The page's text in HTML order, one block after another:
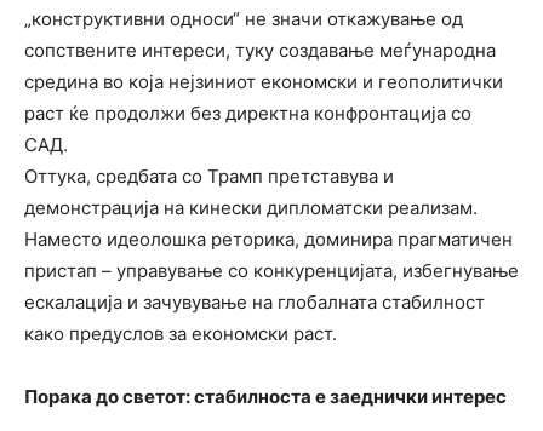
„конструктивни односи“ не значи откажување од
сопствените интереси, туку создавање меѓународна
средина во која нејзиниот економски и геополитички
раст ќе продолжи без директна конфронтација со
САД.
Оттука, средбата со Трамп претставува и
демонстрација на кинески дипломатски реализам.
Наместо идеолошка реторика, доминира прагматичен
пристап – управување со конкуренцијата, избегнување
ескалација и зачувување на глобалната стабилност
како предуслов за економски раст.
Порака до светот: стабилноста е заеднички интерес